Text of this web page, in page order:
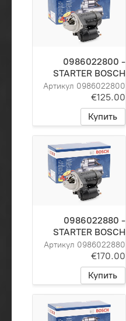
0986022800 -
STARTER BOSCH
Артикул 0986022800
€125.00
Купить
0986022880 -
STARTER BOSCH
Артикул 0986022880
€170.00
Купить